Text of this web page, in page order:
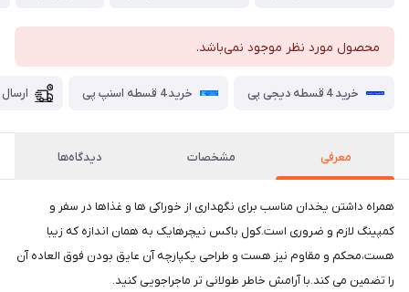
محصول مورد نظر موجود نمی‌باشد.
خرید 4 قسطه دیجی پی خرید 4 قسطه اسنپ پی
معرفی مشخصات دیدگاه‌ها
همراه داشتن یخدان مناسب برای نگهداری از خوراکی ها و غذاها در سفر و
کمپینگ لازم و ضروری است.کول باکس نیچرهایک به همان اندازه که زیبا
هست،محکم و مقاوم نیز هست و طراحی یکپارچه آن عایق بودن فوق العاده آن
را تضمین می کند.با آرامش خاطر طولانی تر ماجراجویی کنید.